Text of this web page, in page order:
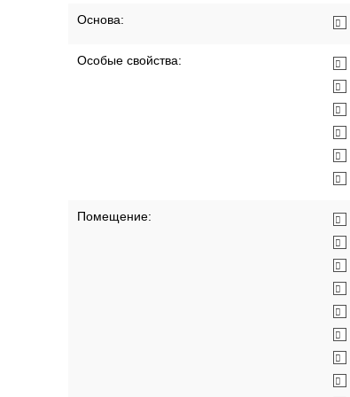
Основа:
Особые свойства:
Помещение: